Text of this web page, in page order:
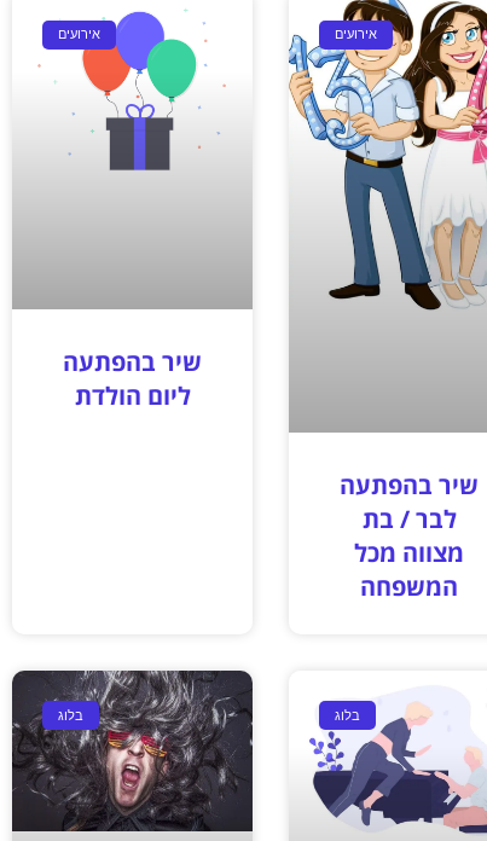
אירועים
שיר בהפתעה
לבר / בת
מצווה מכל
המשפחה
אירועים
שיר בהפתעה
ליום הולדת
בלוג בלוג